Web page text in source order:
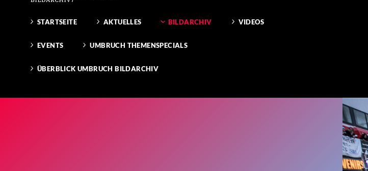
STARTSEITE AKTUELLES BILDARCHIV VIDEOS
EVENTS UMBRUCH THEMENSPECIALS
ÜBERBLICK UMBRUCH BILDARCHIV